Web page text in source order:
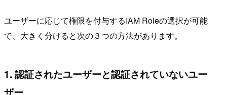
ユーザーに応じて権限を付与するIAM Roleの選択が可能
で、大きく分けると次の３つの方法があります。
1. 認証されたユーザーと認証されていないユー
ザー